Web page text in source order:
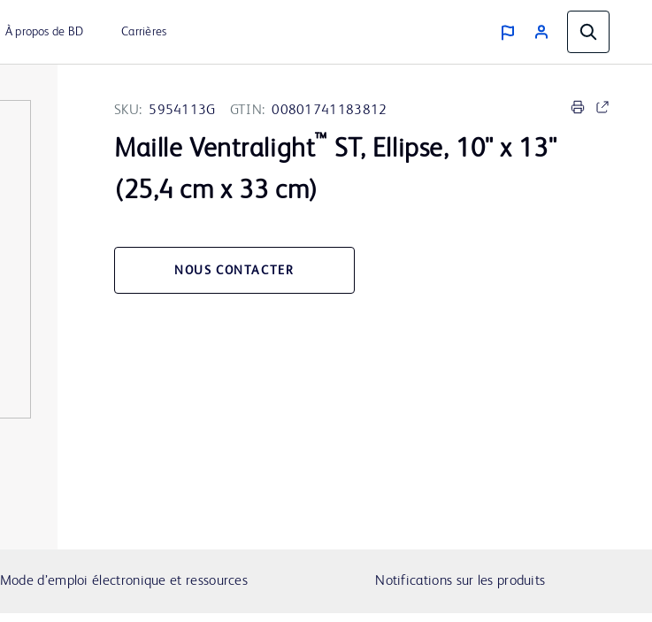
À propos de BD Carrières
SKU: 5954113G GTIN: 00801741183812
Maille Ventralight™ ST, Ellipse, 10" x 13"
(25,4 cm x 33 cm)
NOUS CONTACTER
Mode d’emploi électronique et ressources Notifications sur les produits